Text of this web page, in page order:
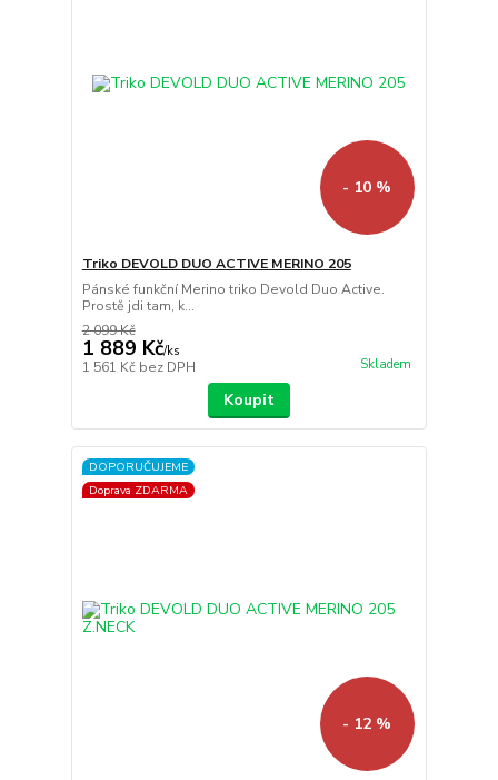
- 10 %
Triko DEVOLD DUO ACTIVE MERINO 205
Pánské funkční Merino triko Devold Duo Active.
Prostě jdi tam, k...
2 099 Kč
1 889 Kč/ks
1 561 Kč bez DPH Skladem
Koupit
DOPORUČUJEME
Doprava ZDARMA
- 12 %